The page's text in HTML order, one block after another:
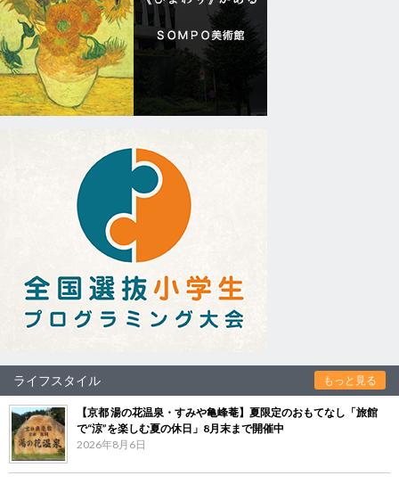
ライフスタイル もっと見る
【京都 湯の花温泉・すみや亀峰菴】夏限定のおもてなし「旅館
で“涼”を楽しむ夏の休日」8月末まで開催中
2026年8月6日